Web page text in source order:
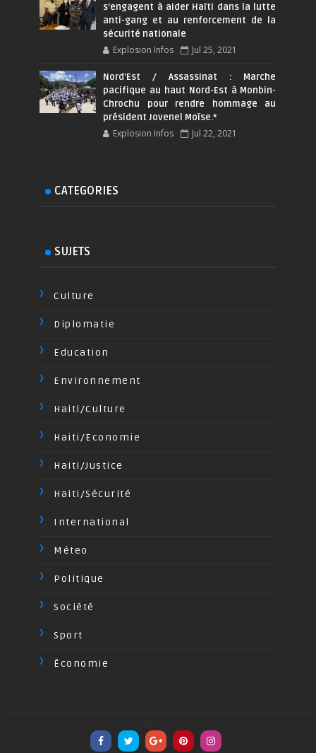
s’engagent à aider Haïti dans la lutte
anti-gang et au renforcement de la
sécurité nationale
Explosion Infos Jul 25, 2021
Nord'Est / Assassinat : Marche
pacifique au haut Nord-Est à Monbin-
Chrochu pour rendre hommage au
président Jovenel Moïse.*
Explosion Infos Jul 22, 2021
CATEGORIES
SUJETS
Culture
Diplomatie
Education
Environnement
Haiti/Culture
Haiti/Economie
Haiti/Justice
Haiti/Sécurité
International
Méteo
Politique
Société
Sport
Économie